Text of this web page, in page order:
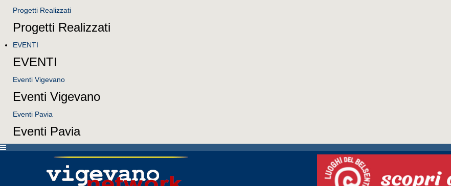
Progetti Realizzati
Progetti Realizzati
EVENTI
EVENTI
Eventi Vigevano
Eventi Vigevano
Eventi Pavia
Eventi Pavia